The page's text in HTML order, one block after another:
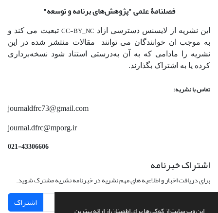
فصلنامۀ علمی"پژوهش‌های برنامه و توسعه"
این نشریه از لایسنس دسترسی ازاد CC-BY_NC تبعیت می کند و
به موجب ان خوانندگان می توانند مقالات منتشر شده در این
نشریه را مادامی که به آن‌ به‌درستی استناد شود نسخه‌برداری
کرده یا به اشتراک بگذارند.
تماس با نشریه:
journaldfrc73@gmail.com
journal.dfrc@mporg.ir
021-43306606
اشتراک خبرنامه
برای دریافت اخبار و اطلاعیه های مهم نشریه در خبرنامه نشریه مشترک شوید.
اشتراک